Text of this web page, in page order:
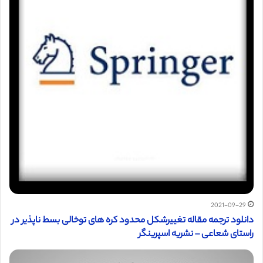
2021-09-29
دانلود ترجمه مقاله تغییرشکل محدود کره های توخالی بسط ناپذیر در
راستای شعاعی – نشریه اسپرینگر